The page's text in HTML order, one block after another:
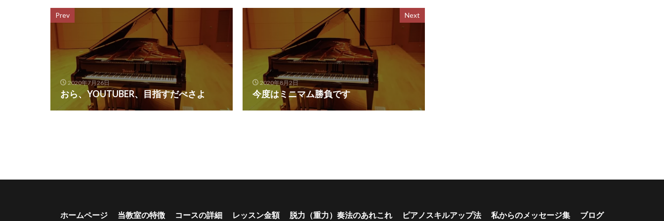
Prev
2020年7月26日
おら、YOUTUBER、目指すだべさよ
Next
2020年8月2日
今度はミニマム勝負です
ホームページ 当教室の特徴 コースの詳細 レッスン金額 脱力（重力）奏法のあれこれ ピアノスキルアップ法 私からのメッセージ集 ブログ